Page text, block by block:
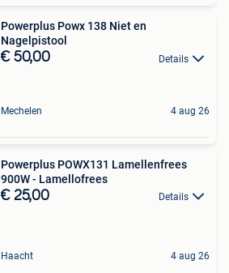
Powerplus Powx 138 Niet en
Nagelpistool
€ 50,00 Details
Mechelen 4 aug 26
Powerplus POWX131 Lamellenfrees
900W - Lamellofrees
€ 25,00 Details
Haacht 4 aug 26